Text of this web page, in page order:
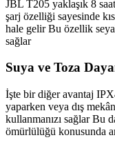
JBL T205 yaklaşık 8
şarj özelliği sayesinde
hale gelir Bu özellik
sağlar
Suya ve Toza
İşte bir diğer avantaj
yaparken veya dış
kullanmanızı sağlar Bu
ömürlülüğü konusunda